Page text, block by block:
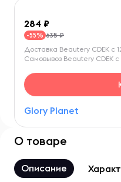
284
-55% 635 ₽
Glory Planet
Доставка Beautery CDEK с
Самовывоз Beautery CDEK с
О товаре
Описание